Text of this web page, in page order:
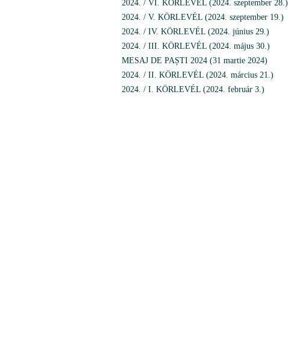
2024. / VI. KÖRLEVÉL (2024. szeptember 28.)
2024. / V. KÖRLEVÉL (2024. szeptember 19.)
2024. / IV. KÖRLEVÉL (2024. június 29.)
2024. / III. KÖRLEVÉL (2024. május 30.)
MESAJ DE PAȘTI 2024 (31 martie 2024)
2024. / II. KÖRLEVÉL (2024. március 21.)
2024. / I. KÖRLEVÉL (2024. február 3.)